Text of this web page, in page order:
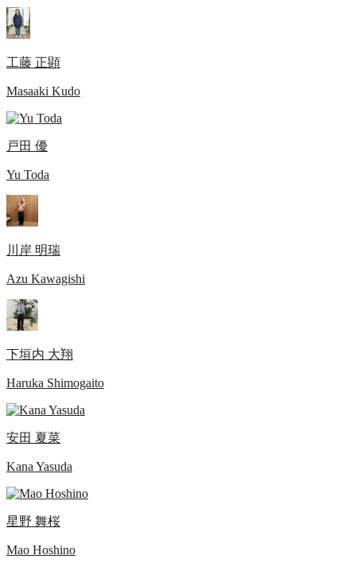
工藤 正顕
Masaaki Kudo
戸田 優
Yu Toda
川岸 明瑞
Azu Kawagishi
下垣内 大翔
Haruka Shimogaito
安田 夏菜
Kana Yasuda
星野 舞桜
Mao Hoshino